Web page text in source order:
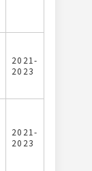
2021-
2023
2021-
2023